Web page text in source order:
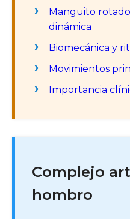
Manguito
dinámica
Biomecánica y
Movimientos
Importancia
Complejo
hombro